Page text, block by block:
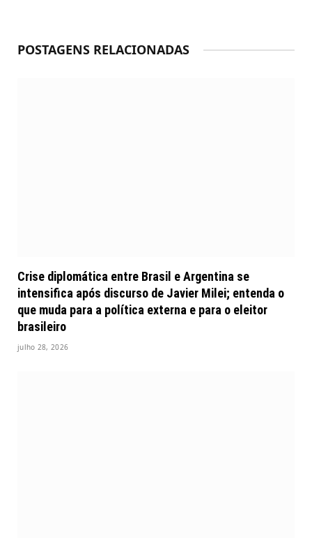
POSTAGENS RELACIONADAS
Crise diplomática entre Brasil e Argentina se
intensifica após discurso de Javier Milei; entenda o
que muda para a política externa e para o eleitor
brasileiro
julho 28, 2026